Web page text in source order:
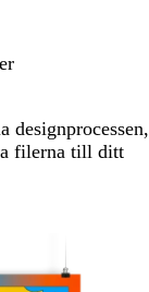
designprocessen,
filerna till ditt